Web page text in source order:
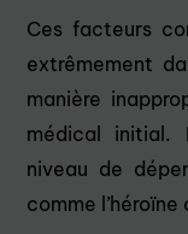
Ces facteurs
extrêmement
manière
médical initial.
niveau de
comme